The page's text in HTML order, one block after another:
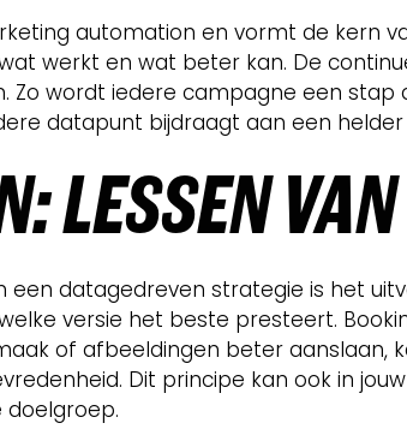
automation en vormt de kern
werkt en wat beter kan. De
Zo wordt iedere campagne een
datapunt bijdraagt aan een
LESSEN
een datagedreven strategie is het
versie het beste presteert.
of afbeeldingen beter aanslaan,
Dit principe kan ook in
doelgroep.